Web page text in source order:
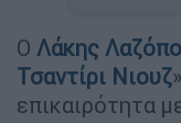
Ο Λάκης
Τσαντίρι Νιουζ
επικαιρότητα